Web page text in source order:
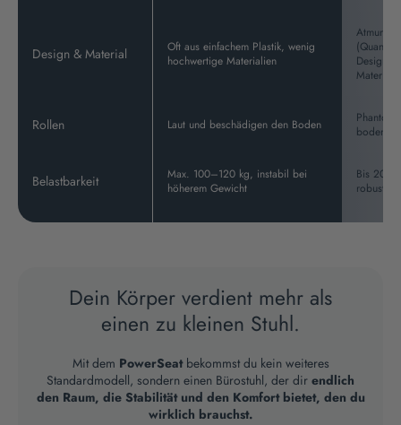
Design & Material
Oft aus einfachem Plastik, wenig
hochwertige Materialien
Design
Rollen Laut und beschädigen den Boden
Belastbarkeit
Max. 100–120 kg, instabil bei
höherem Gewicht
Bis 200
robuste
Dein Körper verdient mehr als
einen zu kleinen Stuhl.
Mit dem PowerSeatbekommst du kein weiteres
Standardmodell, sondern einen Bürostuhl, der dir endlich
den Raum, die Stabilität und den Komfort bietet, den du
wirklich brauchst.